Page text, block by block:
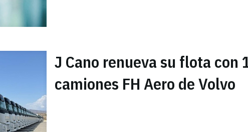
J Cano renueva su flota con
camiones FH Aero de Volvo